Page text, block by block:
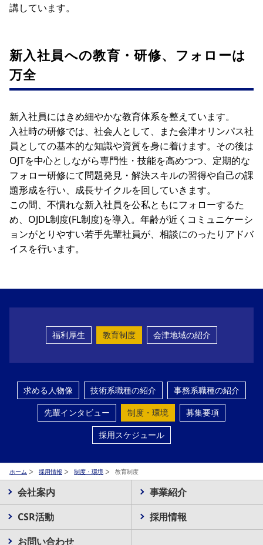
講しています。
新入社員への教育・研修、フォローは
万全
新入社員にはきめ細やかな教育体系を整えています。
入社時の研修では、社会人として、また会津オリンパス社
員としての基本的な知識や資質を身に着けます。その後は
OJTを中心としながら専門性・技能を高めつつ、定期的な
フォロー研修にて問題発見・解決スキルの習得や自己の課
題形成を行い、成長サイクルを回していきます。
この間、不慣れな新入社員を公私ともにフォローするた
め、OJDL制度(FL制度)を導入。年齢が近くコミュニケーシ
ョンがとりやすい若手先輩社員が、相談にのったりアドバ
イスを行います。
福利厚生 教育制度 会津地域の紹介
求める人物像 技術系職種の紹介
事務系職種の紹介
先輩インタビュー
制度・環境
募集要項
採用スケジュール
ホーム 採用情報 制度・環境 教育制度
会社案内
事業紹介
CSR活動
採用情報
お問い合わせ